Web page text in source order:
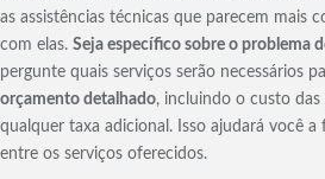
as assistências técnicas que parecem mais
com elas. Seja específico sobre o problema
pergunte quais serviços serão necessários
orçamento detalhado, incluindo o custo das
qualquer taxa adicional. Isso ajudará você a
entre os serviços oferecidos.